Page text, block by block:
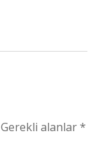
Gerekli alanlar*